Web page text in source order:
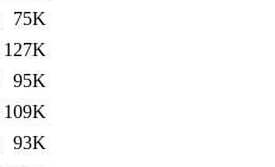
75K
127K
95K
109K
93K